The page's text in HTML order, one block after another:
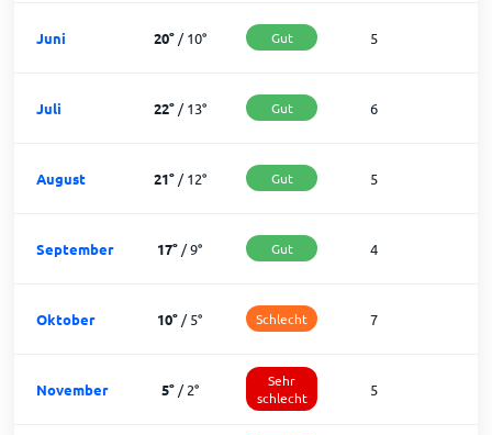
Juni 20°/10° Gut 5
Juli 22°/13° Gut 6
August 21°/12° Gut 5
September 17° /9° Gut 4
Oktober 10° /5° Schlecht 7
November 5°/2°
Sehr
schlecht
5